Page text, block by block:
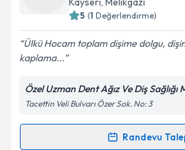
Kişisel verilerimin
Metni'ni okudum ve kişisel
kapsamda işlenmesini
5 (1 Değerlendirme)
Ülkü Hocam toplam dişime dolgu,
kaplama...
Özel Uzman Dent Ağız Ve Diş Sağlığı
Tacettin Veli Bulvarı Özer Sok. No: 3
Randevu
Randevu Takvimi Talebi